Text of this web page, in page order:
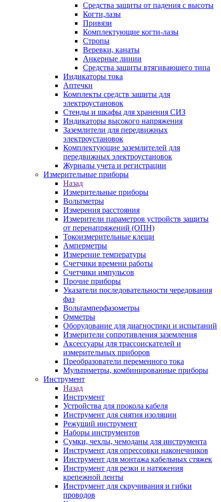
Средства защиты от падения с высоты
Когти,лазы
Привязи
Комплектующие когти-лазы
Стропы
Веревки, канаты
Анкерные линии
Средства защиты втягивающего типа
Индикаторы тока
Аптечки
Комплекты средств защиты для
электроустановок
Стенды и шкафы для хранения СИЗ
Индикаторы высокого напряжения
Заземлители для передвижных
электроустановок
Комплектующие заземлителей для
передвижных электроустановок
Журналы учета и регистрации
Измерительные приборы
Назад
Измерительные приборы
Вольтметры
Измерения расстояния
Измерители параметров устройств защиты
от перенапряжений (ОПН)
Токоизмерительные клещи
Амперметры
Измерение температуры
Счетчики времени работы
Счетчики импульсов
Прочие приборы
Указатели последовательности чередования
фаз
Вольтамперфазометры
Омметры
Оборудование для диагностики и испытаний
Измерители сопротивления заземления
Аксессуары для трассоискателей и
измерительных приборов
Преобразователи переменного тока
Мультиметры, комбинированные приборы
Инструмент
Назад
Инструмент
Устройства для прокола кабеля
Инструмент для снятия изоляции
Режущий инструмент
Наборы инструментов
Сумки, чехлы, чемоданы для инструмента
Инструмент для опрессовки наконечников
Инструмент для монтажа кабельных стяжек
Инструмент для резки и натяжения
крепежной ленты
Инструмент для скручивания и гибки
проводов